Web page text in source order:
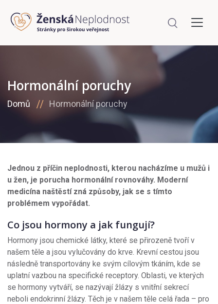
Hormonální poruchy
Domů Hormonální poruchy
Jednou z příčin neplodnosti, kterou nacházíme u mužů i
u žen, je porucha hormonální rovnováhy. Moderní
medicína naštěstí zná způsoby, jak se s tímto
problémem vypořádat.
Co jsou hormony a jak fungují?
Hormony jsou chemické látky, které se přirozeně tvoří v
našem těle a jsou vylučovány do krve. Krevní cestou jsou
následně transportovány ke svým cílovým tkáním, kde se
uplatní vazbou na specifické receptory. Oblasti, ve kterých
se hormony vytváří, se nazývají žlázy s vnitřní sekrecí
neboli endokrinní žlázy. Těch je v našem těle celá řada – pro